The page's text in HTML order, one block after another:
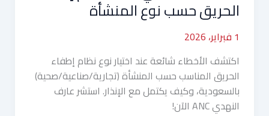
الحريق حسب نوع المنشأة
1 فبراير، 2026
اكتشف الأخطاء شائعة عند اختيار نوع نظام إطفاء
الحريق المناسب حسب المنشأة (تجارية/صناعية/صحية)
بالسعودية، وكيف يكتمل مع الإنذار. استشر عارف
النهدي ANC الآن!